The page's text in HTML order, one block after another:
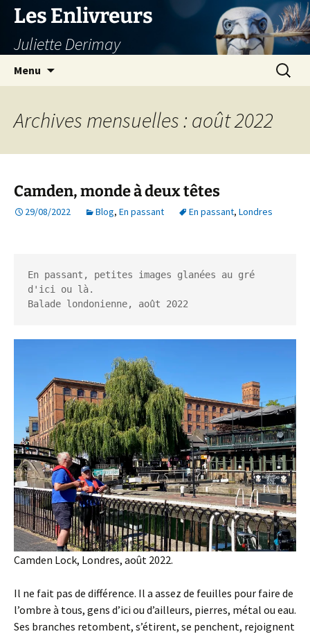
Aller
contenu
Les Enlivreurs
Juliette Derimay
Menu
Archives mensuelles : août 2022
Camden, monde à deux têtes
29/08/2022 Blog, En passant En passant, Londres
En passant, petites images glanées au gré
d'ici ou là.
Balade londonienne, août 2022
Camden Lock, Londres, août 2022.
Il ne fait pas de différence. Il a assez de feuilles pour faire de
l’ombre à tous, gens d’ici ou d’ailleurs, pierres, métal ou eau.
Ses branches retombent, s’étirent, se penchent, rejoignent